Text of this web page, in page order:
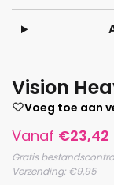
Vision
Voeg toe aan
Vanaf €23,42
Gratis
Verzending: €9,95